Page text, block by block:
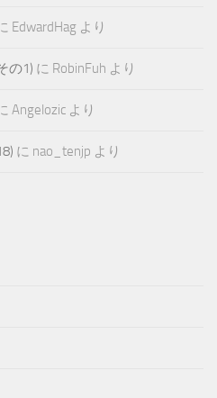
EdwardHag より
の1) に RobinFuh より
Angelozic より
に nao_tenjp より